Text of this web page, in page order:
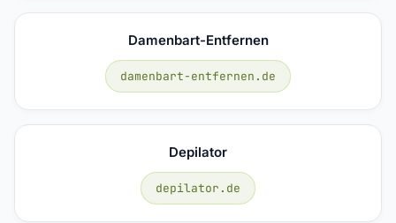
Damenbart-Entfernen
damenbart-entfernen.de
Depilator
depilator.de